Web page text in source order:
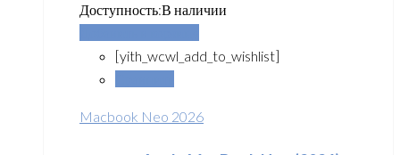
Доступность:В наличии
[yith_wcwl_add_to_wishlist]
Macbook Neo 2026